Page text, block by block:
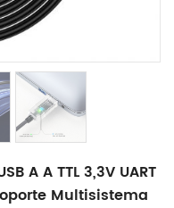
A A TTL 3,3V UART
Multisistema